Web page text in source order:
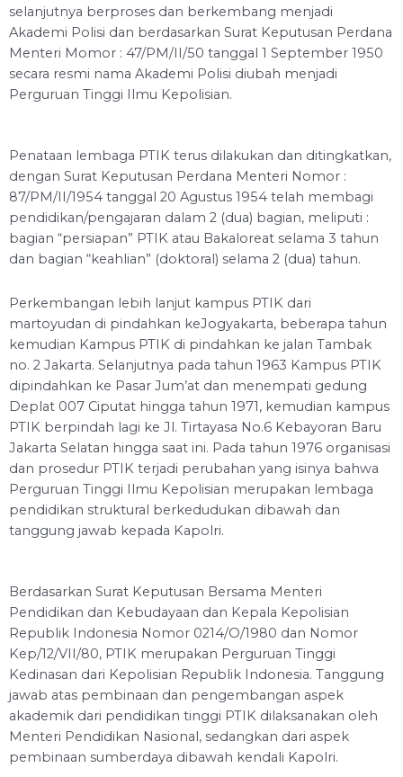
selanjutnya berproses dan berkembang menjadi
Akademi Polisi dan berdasarkan Surat Keputusan Perdana
Menteri Momor : 47/PM/II/50 tanggal 1 September 1950
secara resmi nama Akademi Polisi diubah menjadi
Perguruan Tinggi Ilmu Kepolisian.
Penataan lembaga PTIK terus dilakukan dan ditingkatkan,
dengan Surat Keputusan Perdana Menteri Nomor :
87/PM/II/1954 tanggal 20 Agustus 1954 telah membagi
pendidikan/pengajaran dalam 2 (dua) bagian, meliputi :
bagian “persiapan” PTIK atau Bakaloreat selama 3 tahun
dan bagian “keahlian” (doktoral) selama 2 (dua) tahun.
Perkembangan lebih lanjut kampus PTIK dari
martoyudan di pindahkan keJogyakarta, beberapa tahun
kemudian Kampus PTIK di pindahkan ke jalan Tambak
no. 2 Jakarta. Selanjutnya pada tahun 1963 Kampus PTIK
dipindahkan ke Pasar Jum’at dan menempati gedung
Deplat 007 Ciputat hingga tahun 1971, kemudian kampus
PTIK berpindah lagi ke Jl. Tirtayasa No.6 Kebayoran Baru
Jakarta Selatan hingga saat ini. Pada tahun 1976 organisasi
dan prosedur PTIK terjadi perubahan yang isinya bahwa
Perguruan Tinggi Ilmu Kepolisian merupakan lembaga
pendidikan struktural berkedudukan dibawah dan
tanggung jawab kepada Kapolri.
Berdasarkan Surat Keputusan Bersama Menteri
Pendidikan dan Kebudayaan dan Kepala Kepolisian
Republik Indonesia Nomor 0214/O/1980 dan Nomor
Kep/12/VII/80, PTIK merupakan Perguruan Tinggi
Kedinasan dari Kepolisian Republik Indonesia. Tanggung
jawab atas pembinaan dan pengembangan aspek
akademik dari pendidikan tinggi PTIK dilaksanakan oleh
Menteri Pendidikan Nasional, sedangkan dari aspek
pembinaan sumberdaya dibawah kendali Kapolri.